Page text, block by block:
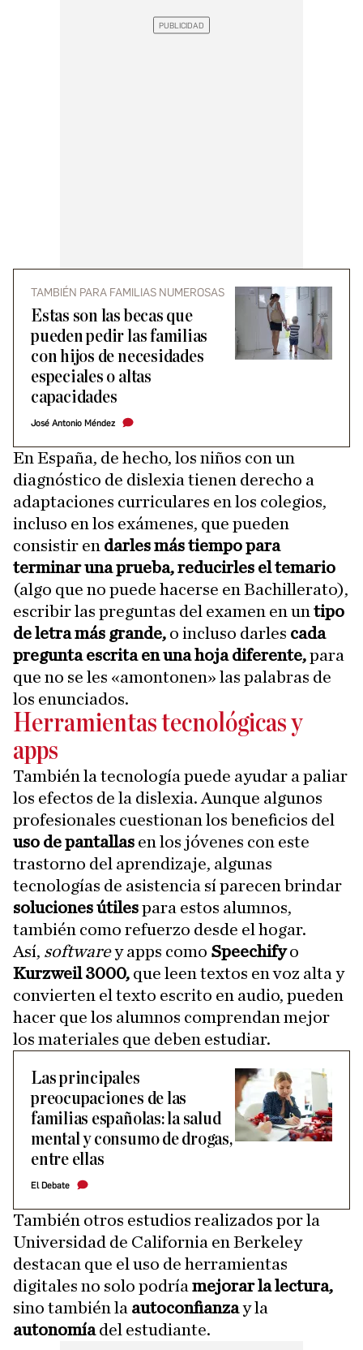
TAMBIÉN PARA FAMILIAS NUMEROSAS
Estas son las becas que
pueden pedir las familias
con hijos de necesidades
especiales o altas
capacidades
José Antonio Méndez
En España, de hecho, los niños con un
diagnóstico de dislexia tienen derecho a
adaptaciones curriculares en los colegios,
incluso en los exámenes, que pueden
consistir en darles más tiempo para
terminar una prueba, reducirles el temario
(algo que no puede hacerse en Bachillerato),
escribir las preguntas del examen en un tipo
de letra más grande, o incluso darles cada
pregunta escrita en una hoja diferente,para
que no se les «amontonen» las palabras de
los enunciados.
Herramientas tecnológicas y
apps
También la tecnología puede ayudar a paliar
los efectos de la dislexia. Aunque algunos
profesionales cuestionan los beneficios del
uso de pantallas en los jóvenes con este
trastorno del aprendizaje, algunas
tecnologías de asistencia sí parecen brindar
soluciones útilespara estos alumnos,
también como refuerzo desde el hogar.
Así, softwarey apps como Speechifyo
Kurzweil 3000, que leen textos en voz alta y
convierten el texto escrito en audio, pueden
hacer que los alumnos comprendan mejor
los materiales que deben estudiar.
Las principales
preocupaciones de las
familias españolas: la salud
mental y consumo de drogas,
entre ellas
El Debate
También otros estudios realizados por la
Universidad de California en Berkeley
destacan que el uso de herramientas
digitales no solo podría mejorar la lectura,
sino también la autoconfianzay la
autonomíadel estudiante.